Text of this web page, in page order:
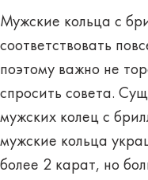
Мужские кольца с
соответствовать
поэтому важно не
спросить совета.
мужских колец с
мужские кольца
более 2 карат, но